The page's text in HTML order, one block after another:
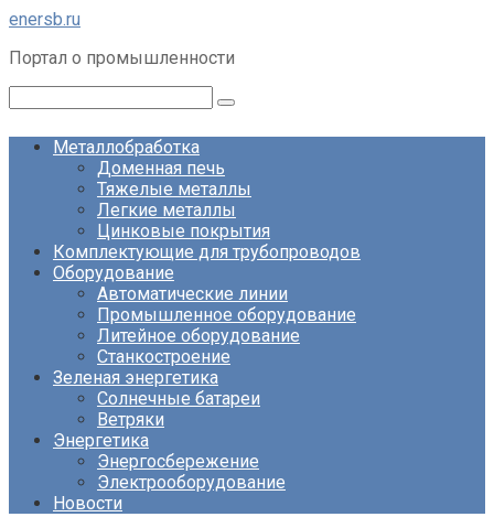
Перейти
контенту
enersb.ru
Портал о промышленности
Металлобработка
Доменная печь
Тяжелые металлы
Легкие металлы
Цинковые покрытия
Комплектующие для трубопроводов
Оборудование
Автоматические линии
Промышленное оборудование
Литейное оборудование
Станкостроение
Зеленая энергетика
Солнечные батареи
Ветряки
Энергетика
Энергосбережение
Электрооборудование
Новости